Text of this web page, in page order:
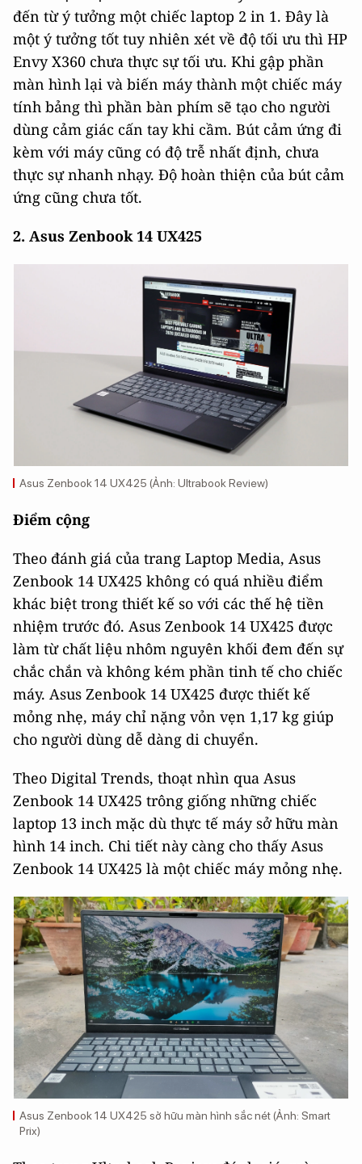
đến từ ý tưởng một chiếc laptop 2 in 1. Đây là
một ý tưởng tốt tuy nhiên xét về độ tối ưu thì HP
Envy X360 chưa thực sự tối ưu. Khi gập phần
màn hình lại và biến máy thành một chiếc máy
tính bảng thì phần bàn phím sẽ tạo cho người
dùng cảm giác cấn tay khi cầm. Bút cảm ứng đi
kèm với máy cũng có độ trễ nhất định, chưa
thực sự nhanh nhạy. Độ hoàn thiện của bút cảm
ứng cũng chưa tốt.
2. Asus Zenbook 14 UX425
Asus Zenbook 14 UX425 (Ảnh: Ultrabook Review)
Điểm cộng
Theo đánh giá của trang Laptop Media, Asus
Zenbook 14 UX425 không có quá nhiều điểm
khác biệt trong thiết kế so với các thế hệ tiền
nhiệm trước đó. Asus Zenbook 14 UX425 được
làm từ chất liệu nhôm nguyên khối đem đến sự
chắc chắn và không kém phần tinh tế cho chiếc
máy. Asus Zenbook 14 UX425 được thiết kế
mỏng nhẹ, máy chỉ nặng vỏn vẹn 1,17 kg giúp
cho người dùng dễ dàng di chuyển.
Theo Digital Trends, thoạt nhìn qua Asus
Zenbook 14 UX425 trông giống những chiếc
laptop 13 inch mặc dù thực tế máy sở hữu màn
hình 14 inch. Chi tiết này càng cho thấy Asus
Zenbook 14 UX425 là một chiếc máy mỏng nhẹ.
Asus Zenbook 14 UX425 sở hữu màn hình sắc nét (Ảnh: Smart
Prix)